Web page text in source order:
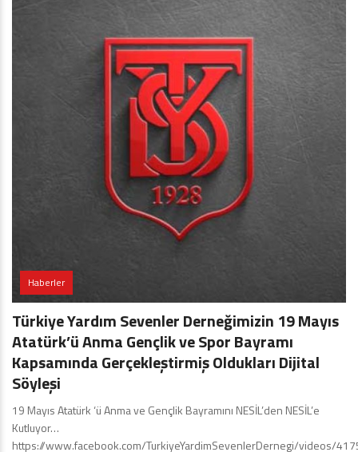
Haberler
Türkiye Yardım Sevenler Derneğimizin 19 Mayıs
Atatürk’ü Anma Gençlik ve Spor Bayramı
Kapsamında Gerçekleştirmiş Oldukları Dijital
Söyleşi
19 Mayıs Atatürk ‘ü Anma ve Gençlik Bayramını NESİL’den NESİL’e
Kutluyor…
https://www.facebook.com/TurkiyeYardimSevenlerDernegi/videos/